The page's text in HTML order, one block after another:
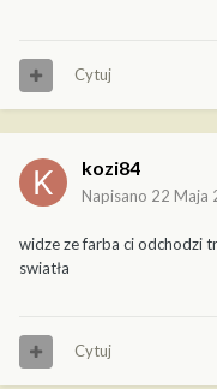
Cytuj
kozi84
Napisano 22 Maja
widze ze farba ci odchodzi
swiatła
Cytuj